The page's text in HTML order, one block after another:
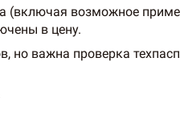
(включая возможное
в цену.
важна проверка